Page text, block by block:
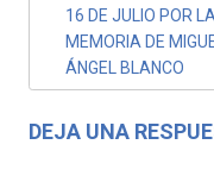
ENTRADAS
16 DE JULIO POR
MEMORIA DE
ÁNGEL BLANCO
DEJA UNA